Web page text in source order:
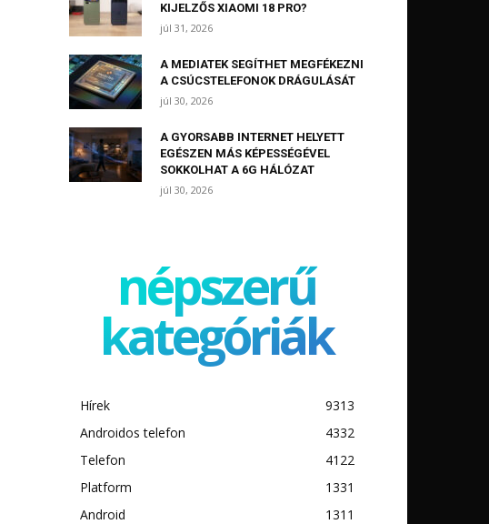
KIJELZŐS XIAOMI 18 PRO?
júl 31, 2026
A MEDIATEK SEGÍTHET MEGFÉKEZNI
A CSÚCSTELEFONOK DRÁGULÁSÁT
júl 30, 2026
A GYORSABB INTERNET HELYETT
EGÉSZEN MÁS KÉPESSÉGÉVEL
SOKKOLHAT A 6G HÁLÓZAT
júl 30, 2026
népszerű
kategóriák
Hírek
9313
Androidos telefon
4332
Telefon
4122
Platform
1331
Android
1311